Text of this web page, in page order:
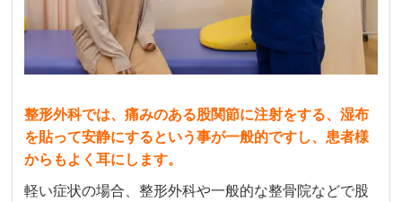
整形外科では、痛みのある股関節に注射をする、湿布
を貼って安静にするという事が一般的ですし、患者様
からもよく耳にします。
軽い症状の場合、整形外科や一般的な整骨院などで股